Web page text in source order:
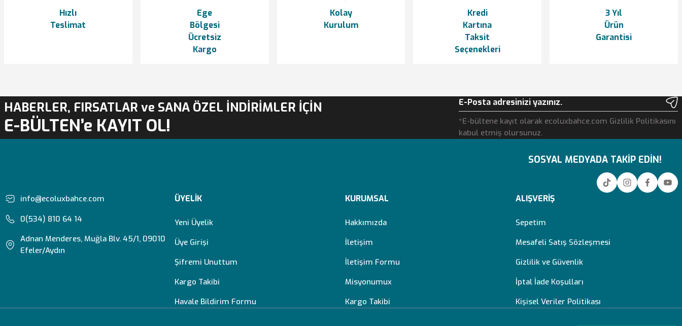
Bu ürüne benzer farklı alternatifler olmalı.
Hızlı
Teslimat
Ege
Bölgesi
Ücretsiz
Kargo
Kolay
Kurulum
Kredi
Kartına
Taksit
Seçenekleri
3 Yıl
Ürün
Garantisi
HABERLER, FIRSATLAR ve SANA ÖZEL İNDİRİMLER İÇİN
E-BÜLTEN’e KAYIT OL!
*E-bültene kayıt olarak ecoluxbahce.com Gizlilik Politikasını
kabul etmiş olursunuz.
SOSYAL MEDYADA TAKİP EDİN!
info@ecoluxbahce.com
0(534) 810 64 14
Adnan Menderes, Muğla Blv. 45/1, 09010
Efeler/Aydın
ÜYELİK
Yeni Üyelik
Üye Girişi
Şifremi Unuttum
Kargo Takibi
Havale Bildirim Formu
KURUMSAL
Hakkımızda
İletişim
İletişim Formu
Misyonumux
Kargo Takibi
ALIŞVERİŞ
Sepetim
Mesafeli Satış Sözleşmesi
Gizlilik ve Güvenlik
İptal İade Koşulları
Kişisel Veriler Politikası